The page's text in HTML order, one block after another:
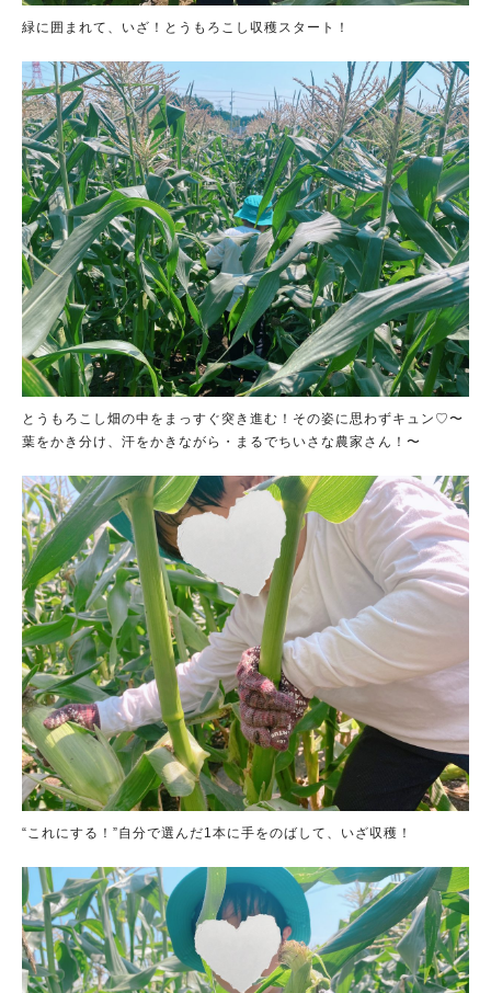
緑に囲まれて、いざ！とうもろこし収穫スタート！
とうもろこし畑の中をまっすぐ突き進む！その姿に思わずキュン♡〜
葉をかき分け、汗をかきながら・まるでちいさな農家さん！〜
“これにする！”自分で選んだ1本に手をのばして、いざ収穫！